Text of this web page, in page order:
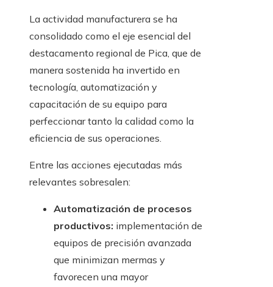
La actividad manufacturera se ha
consolidado como el eje esencial del
destacamento regional de Pica, que de
manera sostenida ha invertido en
tecnología, automatización y
capacitación de su equipo para
perfeccionar tanto la calidad como la
eficiencia de sus operaciones.
Entre las acciones ejecutadas más
relevantes sobresalen:
Automatización de procesos
productivos: implementación de
equipos de precisión avanzada
que minimizan mermas y
favorecen una mayor